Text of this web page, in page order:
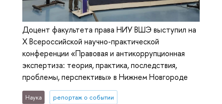
Доцент факультета права НИУ ВШЭ выступил на
Х Всероссийской научно-практической
конференции «Правовая и антикоррупционная
экспертиза: теория, практика, последствия,
проблемы, перспективы» в Нижнем Новгороде
Наука репортаж о событии